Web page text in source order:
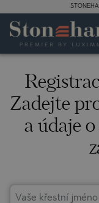
Zadejte
a údaje
Vaše křestní